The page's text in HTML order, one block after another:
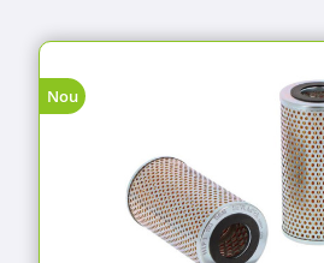
Nou